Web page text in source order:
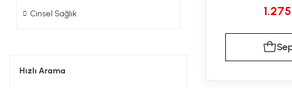
Cinsel Sağlık
Hızlı Arama